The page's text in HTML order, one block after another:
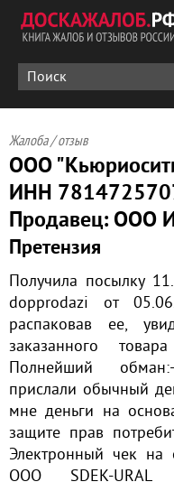
Жалоба / отзыв
ООО
ИНН
Продавец: ООО
Претензия
Получила посылку
dopprodazi от
распаковав ее,
заказанного
Полнейший
прислали обычный
мне деньги на
защите прав
Электронный чек на
OOO SDEK-